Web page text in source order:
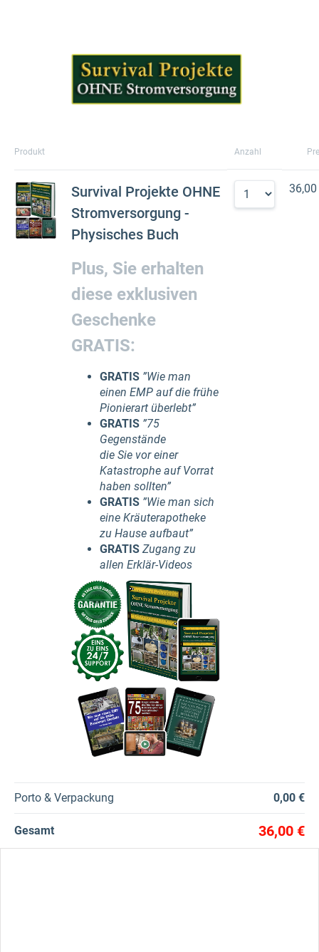
Produkt Anzahl
Survival Projekte OHNE
Stromversorgung -
Physisches Buch
Plus, Sie erhalten
diese exklusiven
Geschenke
GRATIS:
GRATIS ”Wie man
einen EMP auf die frühe
Pionierart überlebt”
GRATIS ”75
Gegenstände
die Sie vor einer
Katastrophe auf Vorrat
haben sollten”
GRATIS ”Wie man sich
eine Kräuterapotheke
zu Hause aufbaut”
GRATIS Zugang zu
allen Erklär-Videos
Porto & Verpackung 0,00 €
Gesamt 36,00 €